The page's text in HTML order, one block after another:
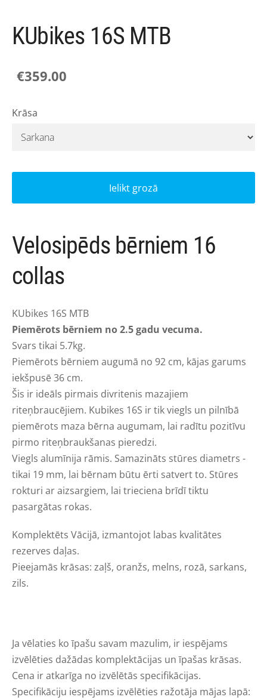
KUbikes 16S MTB
€359.00
Krāsa
Ielikt grozā
Velosipēds bērniem 16
collas
KUbikes 16S MTB
Piemērots bērniem no 2.5 gadu vecuma.
Svars tikai 5.7kg.
Piemērots bērniem augumā no 92 cm, kājas garums
iekšpusē 36 cm.
Šis ir ideāls pirmais divritenis mazajiem
riteņbraucējiem. Kubikes 16S ir tik viegls un pilnībā
piemērots maza bērna augumam, lai radītu pozitīvu
pirmo riteņbraukšanas pieredzi.
Viegls alumīnija rāmis. Samazināts stūres diametrs -
tikai 19 mm, lai bērnam būtu ērti satvert to. Stūres
rokturi ar aizsargiem, lai trieciena brīdī tiktu
pasargātas rokas.
Komplektēts Vācijā, izmantojot labas kvalitātes
rezerves daļas.
Pieejamās krāsas: zaļš, oranžs, melns, rozā, sarkans,
zils.
Ja vēlaties ko īpašu savam mazulim, ir iespējams
izvēlēties dažādas komplektācijas un īpašas krāsas.
Cena ir atkarīga no izvēlētās specifikācijas.
Specifikāciju iespējams izvēlēties ražotāja mājas lapā: